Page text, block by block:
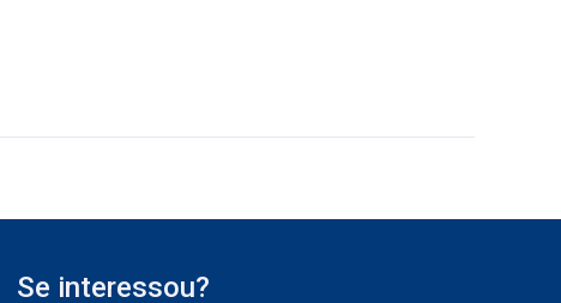
Se interessou?